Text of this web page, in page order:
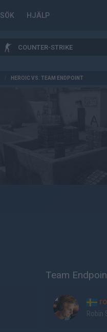
SÖK HJÄLP
COUNTER-STRIKE
HEROIC VS. TEAM ENDPOINT
Team
Robin